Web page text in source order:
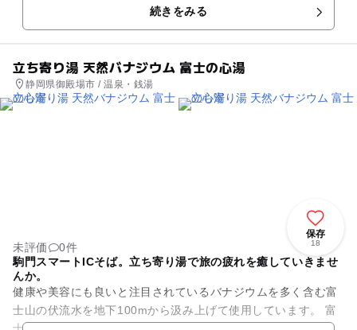
続きをみる
立ち寄り湯 天然バナジウム 富士の心湯
静岡県御殿場市 / 温泉・銭湯
保存
18
未評価
0件
駒門スマートICそば。立ち寄り湯で旅の疲れを癒していきませ
んか。
健康や美容にも良いと注目されているバナジウムを多く含む富
士山の伏流水を地下100mから汲み上げて使用しています。 富